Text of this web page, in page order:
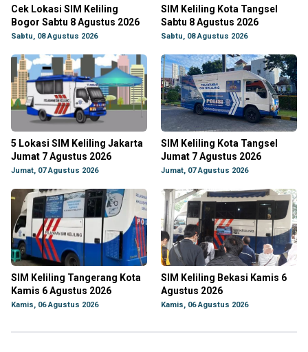
Cek Lokasi SIM Keliling
Bogor Sabtu 8 Agustus 2026
Sabtu, 08 Agustus 2026
SIM Keliling Kota Tangsel
Sabtu 8 Agustus 2026
Sabtu, 08 Agustus 2026
5 Lokasi SIM Keliling Jakarta
Jumat 7 Agustus 2026
Jumat, 07 Agustus 2026
SIM Keliling Kota Tangsel
Jumat 7 Agustus 2026
Jumat, 07 Agustus 2026
SIM Keliling Tangerang Kota
Kamis 6 Agustus 2026
Kamis, 06 Agustus 2026
SIM Keliling Bekasi Kamis 6
Agustus 2026
Kamis, 06 Agustus 2026